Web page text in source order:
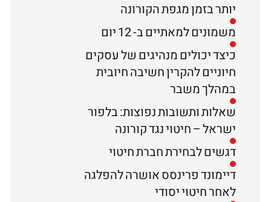
יותר בזמן מגפת הקורונה
משמונים למאתיים ב- 12 יום
כיצד יכולים מנהיגים של עסקים
חיוניים להקרין חשיבה חיובית
במהלך משבר
שאלות ותשובות נפוצות: בלפור
ישראל – חיטוי נגד קורונה
דגשים לבחירת חברת חיטוי
דיימונד פרינסס אושרה להפלגה
לאחר חיטוי יסודי